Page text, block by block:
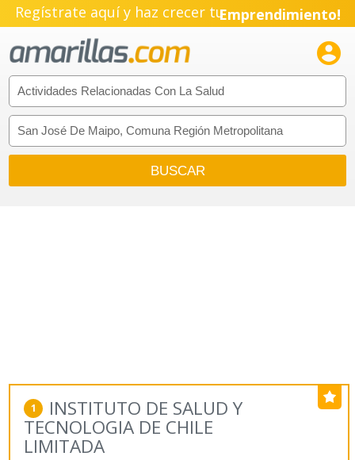
Regístrate aquí y haz crecer tuEmprendimiento!

1 INSTITUTO DE SALUD Y
TECNOLOGIA DE CHILE
LIMITADA